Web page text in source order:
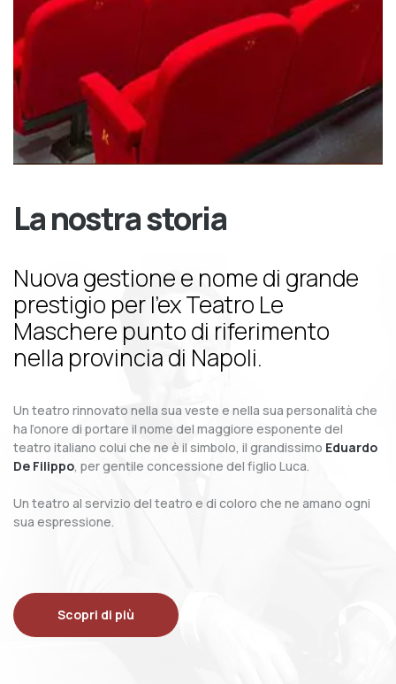
La nostra storia
Nuova gestione e nome di grande
prestigio per l’ex Teatro Le
Maschere punto di riferimento
nella provincia di Napoli.
Un teatro rinnovato nella sua veste e nella sua personalità che
ha l’onore di portare il nome del maggiore esponente del
teatro italiano colui che ne è il simbolo, il grandissimo Eduardo
De Filippo, per gentile concessione del figlio Luca.
Un teatro al servizio del teatro e di coloro che ne amano ogni
sua espressione.
Scopri di più